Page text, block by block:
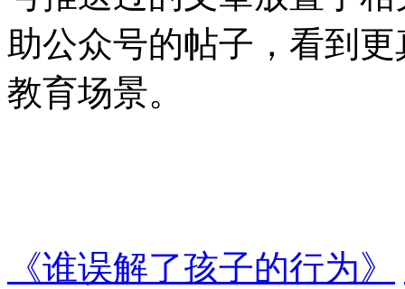
助公众号的帖子，看到
教育场景。
《谁误解了孩子的行为》